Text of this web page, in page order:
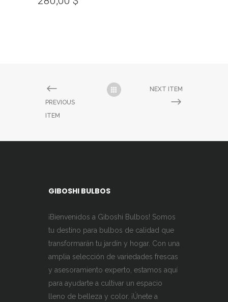
PREVIOUS
ITEM
NEXT ITEM
GIBOSHI BULBOS
¡Bienvenidos a Giboshi Bulbos! Somos
tu destino para bulbos de calidad que
transformarán tu jardín y hogar. Con una
amplia selección de variedades frescas
y asesoramiento experto, estamos aquí
para ayudarte a cultivar un espacio
lleno de belleza y color. ¡Únete a